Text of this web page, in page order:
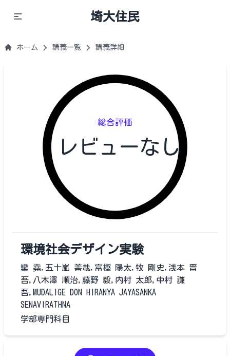
埼大住民
ホーム 講義一覧 講義詳細
総合評価
レビューなし
環境社会デザイン実験
欒 堯,五十嵐 善哉,富樫 陽太,牧 剛史,浅本 晋
吾,八木澤 順治,藤野 毅,内村 太郎,中村 謙
吾,MUDALIGE DON HIRANYA JAYASANKA
SENAVIRATHNA
学部専門科目